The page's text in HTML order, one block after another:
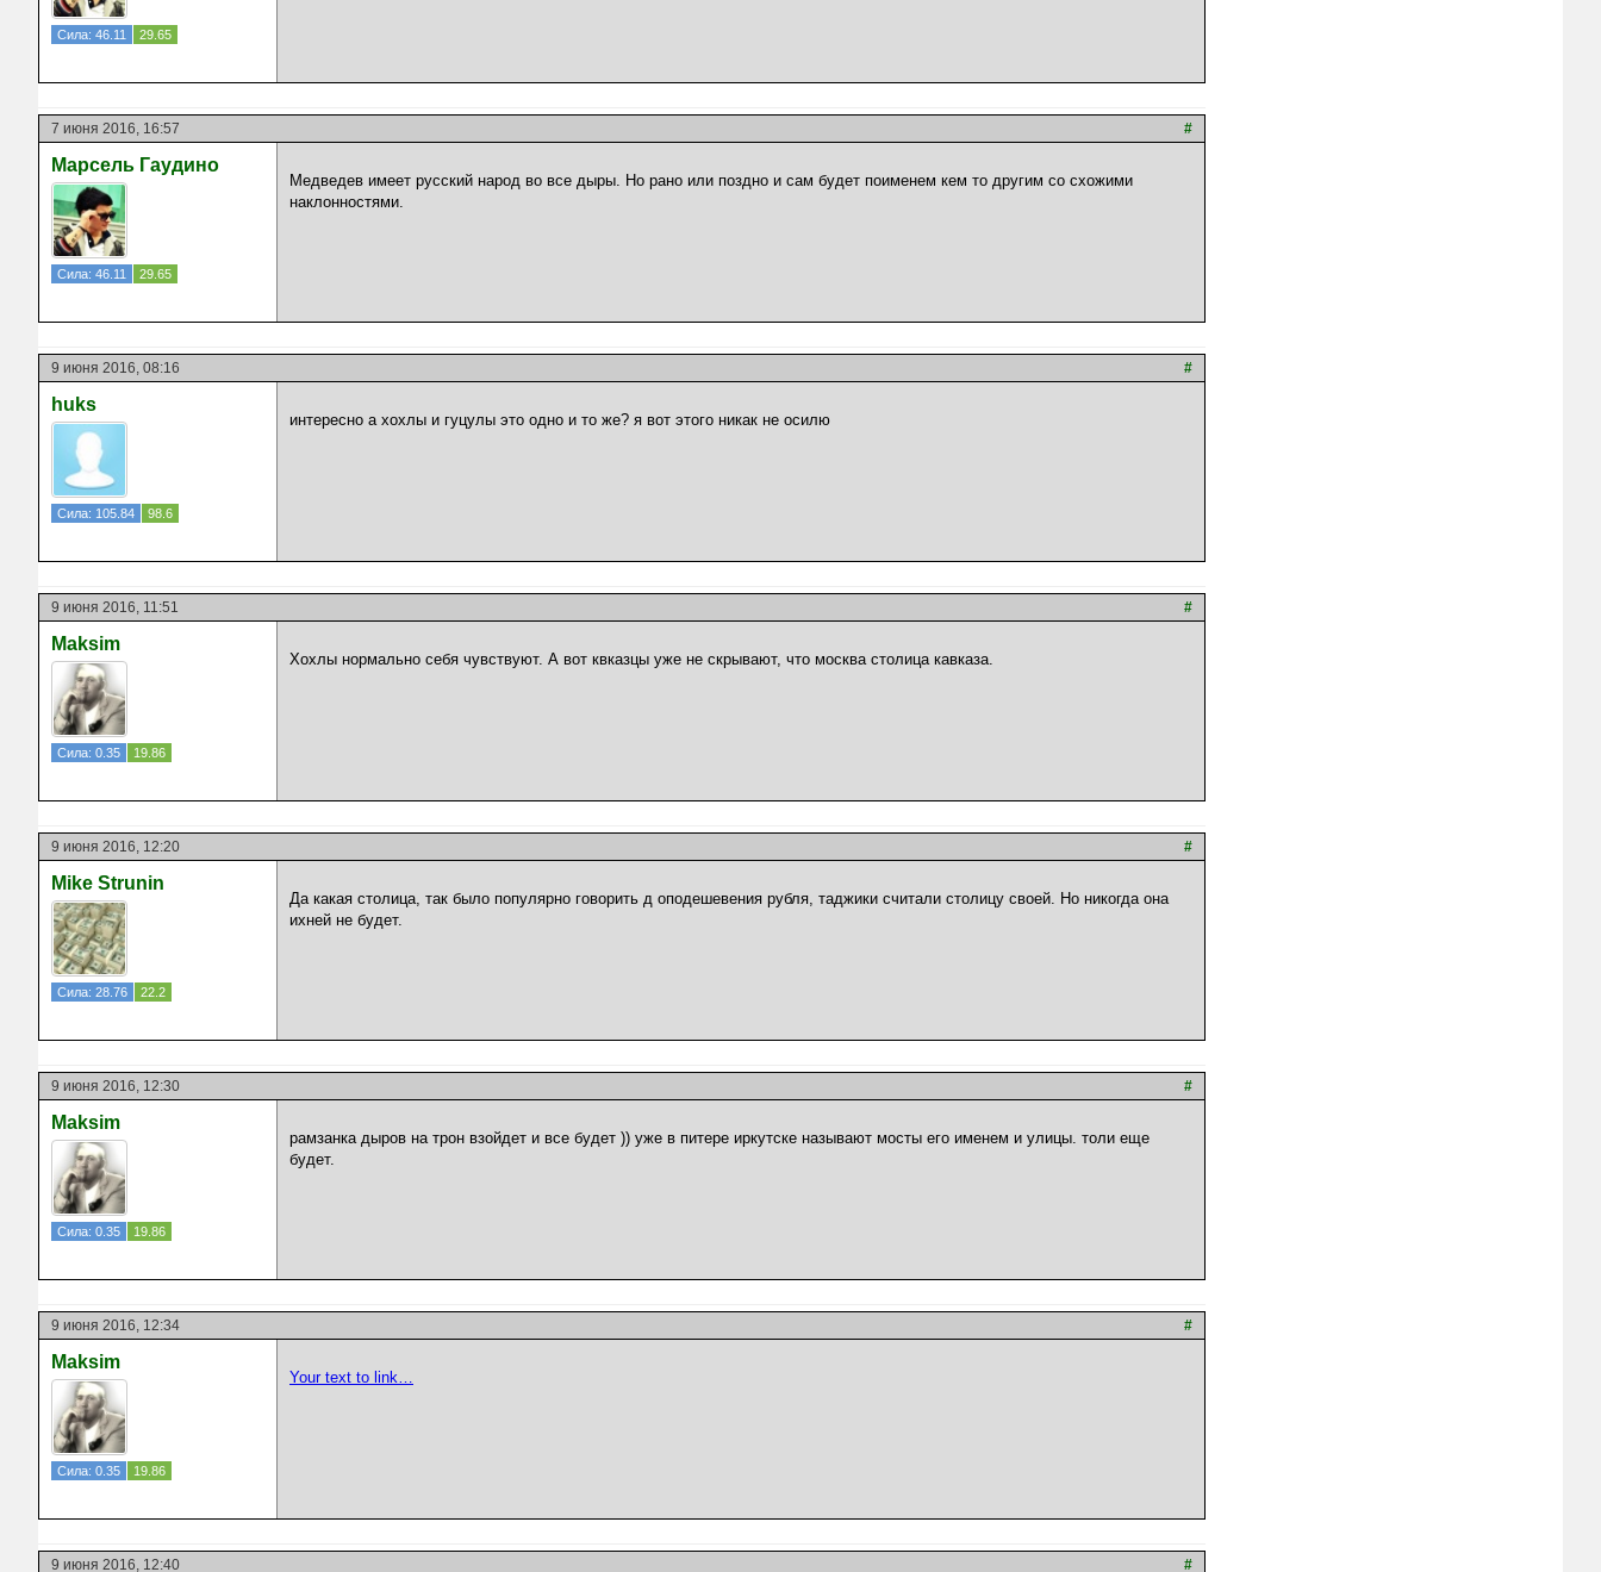
Сила: 46.11 29.65
7 июня 2016, 16:57 #
Марсель Гаудино
Сила: 46.11 29.65
Медведев имеет русский народ во все дыры. Но рано или поздно и сам будет поименем кем то другим со схожими
наклонностями.
9 июня 2016, 08:16 #
huks
Сила: 105.84 98.6
интересно а хохлы и гуцулы это одно и то же? я вот этого никак не осилю
9 июня 2016, 11:51 #
Maksim
Сила: 0.35 19.86
Хохлы нормально себя чувствуют. А вот квказцы уже не скрывают, что москва столица кавказа.
9 июня 2016, 12:20 #
Mike Strunin
Сила: 28.76 22.2
Да какая столица, так было популярно говорить д оподешевения рубля, таджики считали столицу своей. Но никогда она
ихней не будет.
9 июня 2016, 12:30 #
Maksim
Сила: 0.35 19.86
рамзанка дыров на трон взойдет и все будет )) уже в питере иркутске называют мосты его именем и улицы. толи еще
будет.
9 июня 2016, 12:34 #
Maksim
Сила: 0.35 19.86
Your text to link…
9 июня 2016, 12:40 #